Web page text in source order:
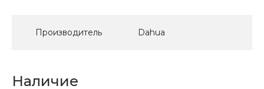
Производитель Dahua
Наличие